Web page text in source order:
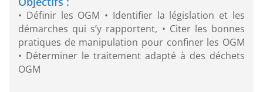
• Définir les OGM • Identifier la législation et les
démarches qui s’y rapportent, • Citer les bonnes
pratiques de manipulation pour confiner les OGM
• Déterminer le traitement adapté à des déchets
OGM